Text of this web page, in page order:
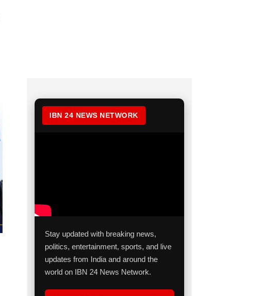
IBN 24 NEWS NETWORK
Stay updated with breaking news,
politics, entertainment, sports, and live
updates from India and around the
world on IBN 24 News Network.